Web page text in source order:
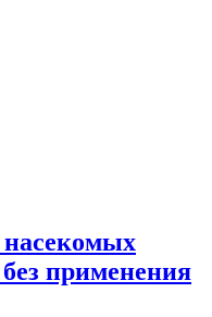
насекомых
применения